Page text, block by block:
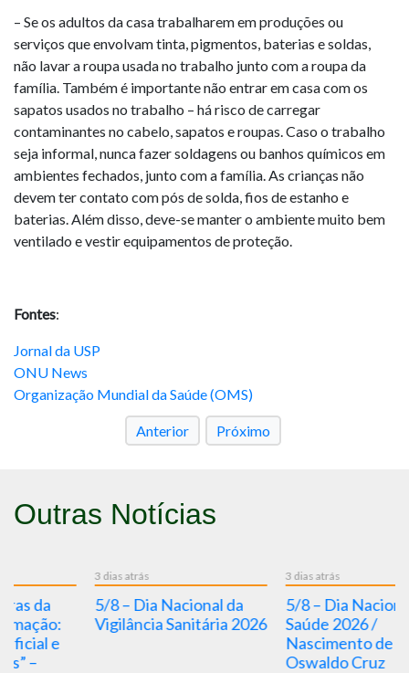
– Se os adultos da casa trabalharem em produções ou
serviços que envolvam tinta, pigmentos, baterias e soldas,
não lavar a roupa usada no trabalho junto com a roupa da
família. Também é importante não entrar em casa com os
sapatos usados no trabalho – há risco de carregar
contaminantes no cabelo, sapatos e roupas. Caso o trabalho
seja informal, nunca fazer soldagens ou banhos químicos em
ambientes fechados, junto com a família. As crianças não
devem ter contato com pós de solda, fios de estanho e
baterias. Além disso, deve-se manter o ambiente muito bem
ventilado e vestir equipamentos de proteção.
Fontes:
Jornal da USP
ONU News
Organização Mundial da Saúde (OMS)
Anterior Próximo
Outras Notícias
5/8 – Dia Nacional da
Vigilância Sanitária 2026
5/8 – Dia Nacional da
Saúde 2026 /
Nascimento de
Oswaldo Cruz